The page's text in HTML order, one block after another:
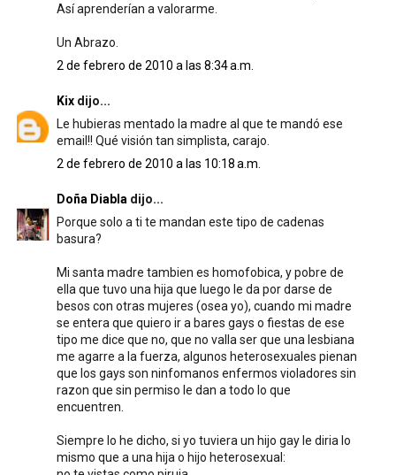
Así aprenderían a valorarme.
Un Abrazo.
2 de febrero de 2010 a las 8:34 a.m.
Kixdijo...
Le hubieras mentado la madre al que te mandó ese
email!! Qué visión tan simplista, carajo.
2 de febrero de 2010 a las 10:18 a.m.
Doña Diabla dijo...
Porque solo a ti te mandan este tipo de cadenas
basura?
Mi santa madre tambien es homofobica, y pobre de
ella que tuvo una hija que luego le da por darse de
besos con otras mujeres (osea yo), cuando mi madre
se entera que quiero ir a bares gays o fiestas de ese
tipo me dice que no, que no valla ser que una lesbiana
me agarre a la fuerza, algunos heterosexuales pienan
que los gays son ninfomanos enfermos violadores sin
razon que sin permiso le dan a todo lo que
encuentren.
Siempre lo he dicho, si yo tuviera un hijo gay le diria lo
mismo que a una hija o hijo heterosexual: